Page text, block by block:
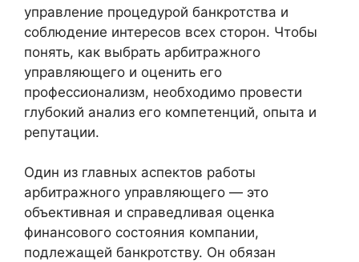
управление процедурой банкротства и
соблюдение интересов всех сторон. Чтобы
понять, как выбрать арбитражного
управляющего и оценить его
профессионализм, необходимо провести
глубокий анализ его компетенций, опыта и
репутации.
Один из главных аспектов работы
арбитражного управляющего — это
объективная и справедливая оценка
финансового состояния компании,
подлежащей банкротству. Он обязан